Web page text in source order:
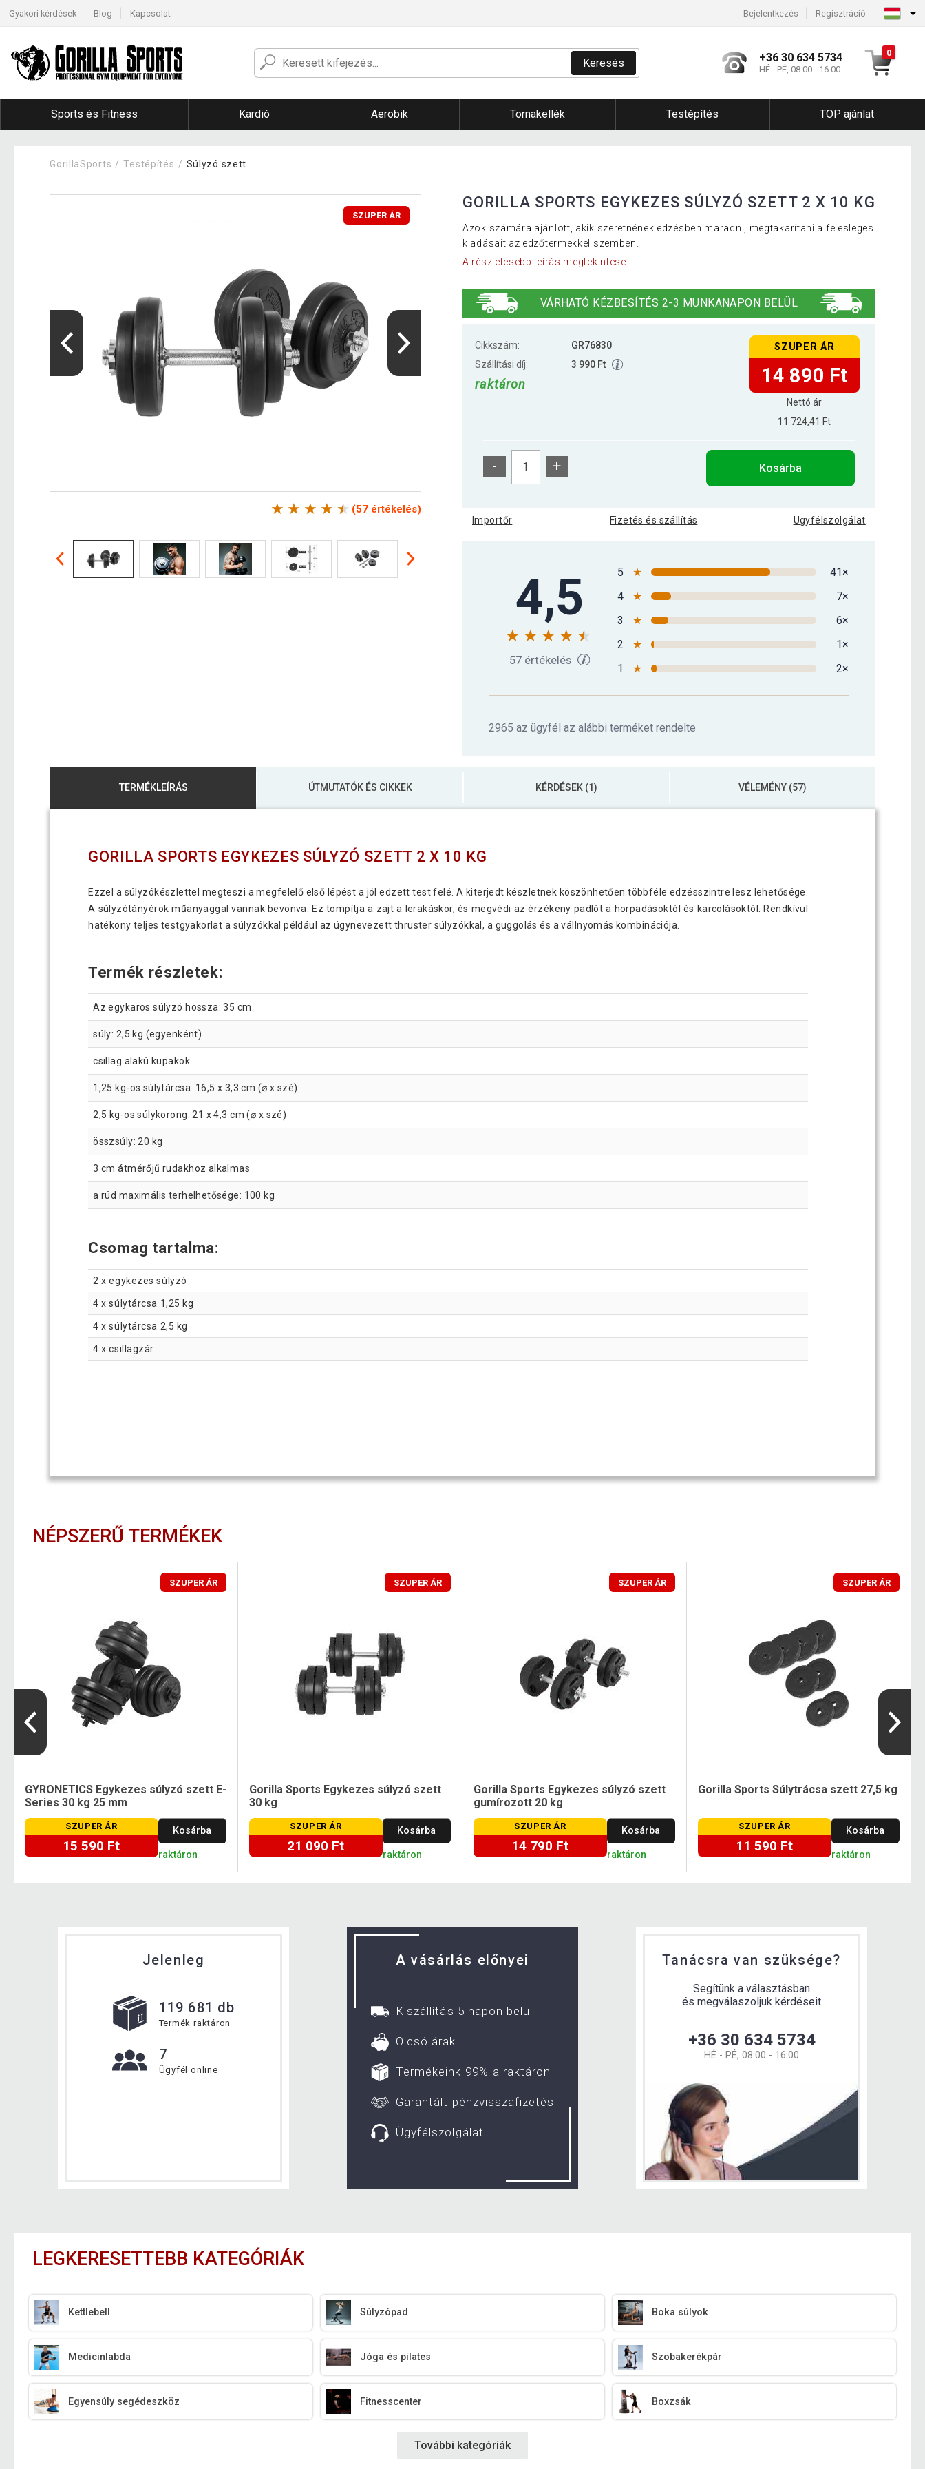
Gyakori kérdések Blog Kapcsolat Bejelentkezés Regisztráció
Keresés +36 30 634 5734
HÉ - PÉ, 08:00 - 16:00
0
Sports és Fitness Kardió Aerobik Tornakellék Testépítés TOP ajánlat
GorillaSports Testépítés Súlyzó szett
SZUPER ÁR
(57 értékelés)
GORILLA SPORTS EGYKEZES SÚLYZÓ SZETT 2 X 10 KG
Azok számára ajánlott, akik szeretnének edzésben maradni, megtakarítani a felesleges
kiadásait az edzőtermekkel szemben.
A részletesebb leírás megtekintése
VÁRHATÓ KÉZBESÍTÉS 2-3 MUNKANAPON BELÜL
Cikkszám:
GR76830
Szállítási díj:
3 990 Ft
raktáron
SZUPER ÁR
14 890 Ft
Nettó ár
11 724,41 Ft
- + Kosárba
Importőr Fizetés és szállítás Ügyfélszolgálat
4,5
57 értékelés
5 ★
41×
4
★
7×
3
★
6×
2
★
1×
1
★ 2×
2965 az ügyfél az alábbi terméket rendelte
TERMÉKLEÍRÁS ÚTMUTATÓK ÉS CIKKEK KÉRDÉSEK (1) VÉLEMÉNY (57)
GORILLA SPORTS EGYKEZES SÚLYZÓ SZETT 2 X 10 KG
Ezzel a súlyzókészlettel megteszi a megfelelő első lépést a jól edzett test felé. A kiterjedt készletnek köszönhetően többféle edzésszintre lesz lehetősége.
A súlyzótányérok műanyaggal vannak bevonva. Ez tompítja a zajt a lerakáskor, és megvédi az érzékeny padlót a horpadásoktól és karcolásoktól. Rendkívül
hatékony teljes testgyakorlat a súlyzókkal például az úgynevezett thruster súlyzókkal, a guggolás és a vállnyomás kombinációja.
Termék részletek:
Az egykaros súlyzó hossza: 35 cm.
súly: 2,5 kg (egyenként)
csillag alakú kupakok
1,25 kg-os súlytárcsa: 16,5 x 3,3 cm (⌀ x szé)
2,5 kg-os súlykorong: 21 x 4,3 cm (⌀ x szé)
összsúly: 20 kg
3 cm átmérőjű rudakhoz alkalmas
a rúd maximális terhelhetősége: 100 kg
Csomag tartalma:
2 x egykezes súlyzó
4 x súlytárcsa 1,25 kg
4 x súlytárcsa 2,5 kg
4 x csillagzár
NÉPSZERŰ TERMÉKEK
SZUPER ÁR
GYRONETICS Egykezes súlyzó szett E-
Series 30 kg 25 mm
SZUPER ÁR
15 590 Ft
Kosárba
raktáron
SZUPER ÁR
Gorilla Sports Egykezes súlyzó szett
30 kg
SZUPER ÁR
21 090 Ft
Kosárba
raktáron
SZUPER ÁR
Gorilla Sports Egykezes súlyzó szett
gumírozott 20 kg
SZUPER ÁR
14 790 Ft
Kosárba
raktáron
SZUPER ÁR
Gorilla Sports Súlytrácsa szett 27,5 kg
SZUPER ÁR
11 590 Ft
Kosárba
raktáron
Jelenleg
119 681 db
Termék raktáron
7
Ügyfél online
A vásárlás előnyei
Kiszállítás 5 napon belül
Olcsó árak
Termékeink 99%-a raktáron
Garantált pénzvisszafizetés
Ügyfélszolgálat
Tanácsra van szüksége?
Segítünk a választásban
és megválaszoljuk kérdéseit
+36 30 634 5734
HÉ - PÉ, 08:00 - 16:00
LEGKERESETTEBB KATEGÓRIÁK
Kettlebell Súlyzópad Boka súlyok
Medicinlabda Jóga és pilates Szobakerékpár
Egyensúly segédeszköz Fitnesscenter Boxzsák
További kategóriák